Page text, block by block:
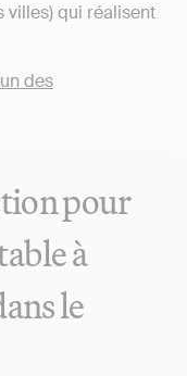
villes) qui réalisent
pour
à
le